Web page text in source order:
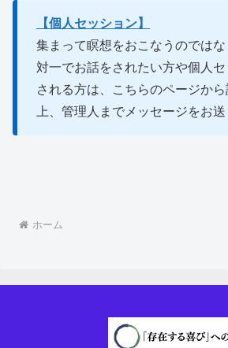
【個人セッション】
集まって瞑想をおこなうのでは
対一でお話をされたい方や個人
される方は、こちらのページか
上、管理人までメッセージをお送
ホーム